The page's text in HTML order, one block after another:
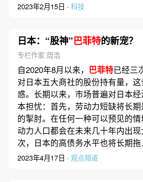
2023年2月15日 · 科技
日本：“股神”巴菲特的新宠？
专栏作家 周浩
自2020年8月以来， 巴菲特已经三
对日本五大商社的股份持有量，
惑。长期以来，市场普遍对日本
本担忧：首先，劳动力短缺将长
的掣肘。在任何一种可以预见的
动力人口都会在未来几十年内出
次，日本的高债务水平也将长期
2023年4月17日 · 观点频道